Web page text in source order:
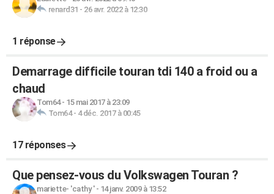
renard31 - 26 avr. 2022 à 12:30
1 réponse
Demarrage difficile touran tdi 140 a froid ou a
chaud
Tom64- 15 mai 2017 à 23:09
Tom64- 4 déc. 2017 à 00:45
17 réponses
Que pensez-vous du Volkswagen Touran ?
mariette- 'cathy '- 14 janv. 2009 à 13:52